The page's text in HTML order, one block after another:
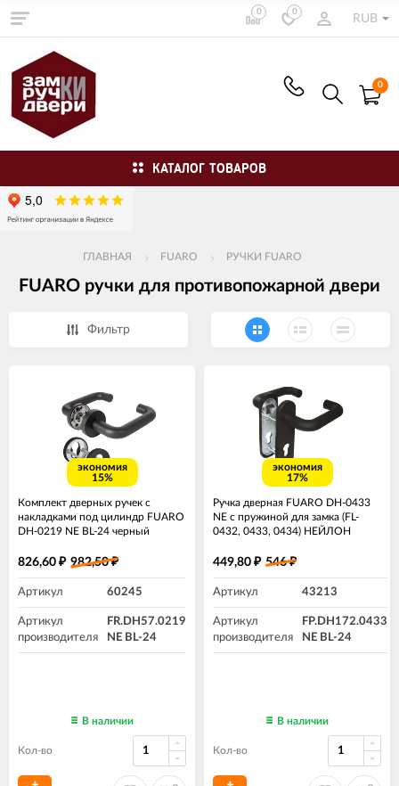
0 0
RUB
0
КАТАЛОГ ТОВАРОВ
ГЛАВНАЯ FUARO РУЧКИ FUARO
FUARO ручки для противопожарной двери
Фильтр
экономия
15%
Комплект дверных ручек с
накладками под цилиндр FUARO
DH-0219 NE BL-24 черный
826,60 ₽ 982,50₽
Артикул 60245
Артикул
производителя
FR.DH57.0219
NE BL-24
В наличии
Кол-во
экономия
17%
Ручка дверная FUARO DH-0433
NE с пружиной для замка (FL-
0432, 0433, 0434) НЕЙЛОН
449,80 ₽ 546₽
Артикул 43213
Артикул
производителя
FP.DH172.0433
NE BL-24
В наличии
Кол-во